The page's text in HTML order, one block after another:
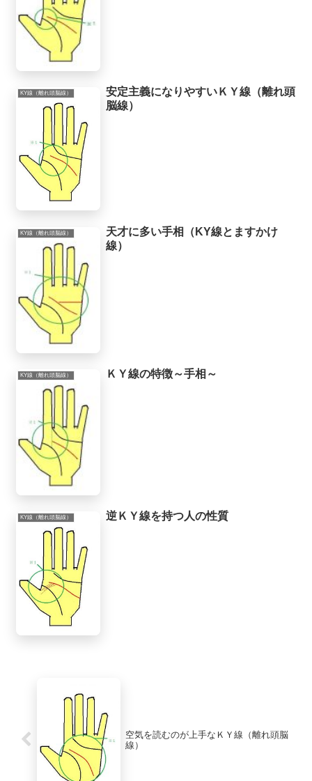
KY線（離れ頭脳線）
安定主義になりやすいＫＹ線（離れ頭
脳線）
KY線（離れ頭脳線）
天才に多い手相（KY線とますかけ
線）
KY線（離れ頭脳線） ＫＹ線の特徴～手相～
KY線（離れ頭脳線） 逆ＫＹ線を持つ人の性質
空気を読むのが上手なＫＹ線（離れ頭脳
線）